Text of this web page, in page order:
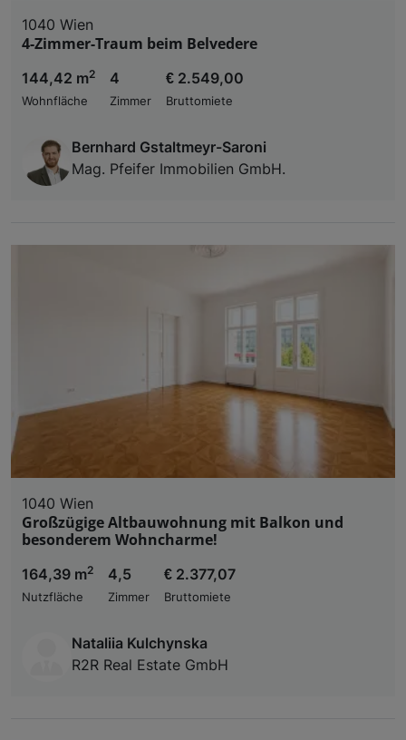
1040 Wien
4-Zimmer-Traum beim Belvedere
144,42 m2
Wohnfläche
4
Zimmer
€ 2.549,00
Bruttomiete
Bernhard Gstaltmeyr-Saroni
Mag. Pfeifer Immobilien GmbH.
1040 Wien
Großzügige Altbauwohnung mit Balkon und
besonderem Wohncharme!
164,39 m2
Nutzfläche
4,5
Zimmer
€ 2.377,07
Bruttomiete
Nataliia Kulchynska
R2R Real Estate GmbH